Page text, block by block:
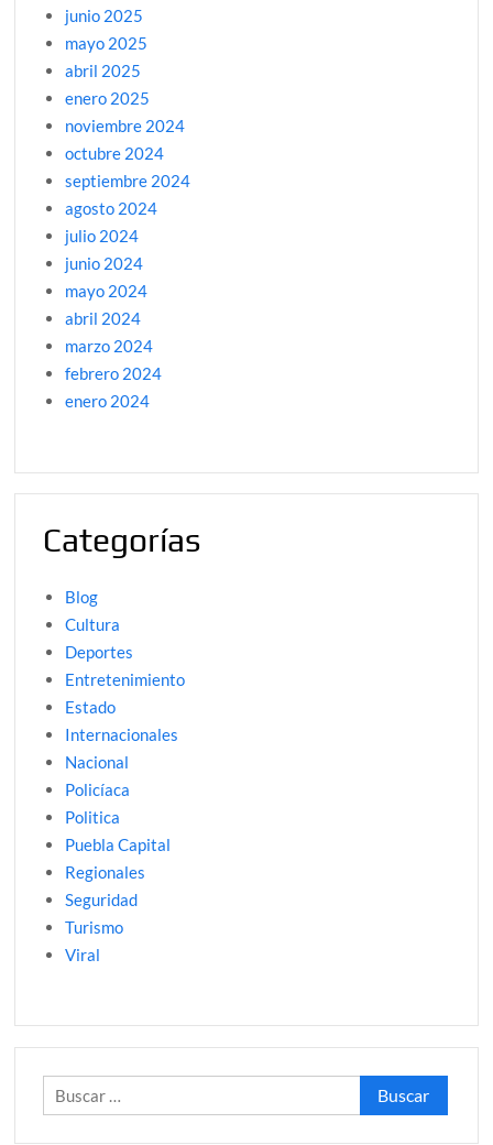
junio 2025
mayo 2025
abril 2025
enero 2025
noviembre 2024
octubre 2024
septiembre 2024
agosto 2024
julio 2024
junio 2024
mayo 2024
abril 2024
marzo 2024
febrero 2024
enero 2024
Categorías
Blog
Cultura
Deportes
Entretenimiento
Estado
Internacionales
Nacional
Policíaca
Politica
Puebla Capital
Regionales
Seguridad
Turismo
Viral
Buscar: